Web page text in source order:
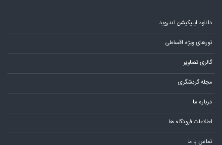
دانلود اپلیکیشن اندروید
تورهای ویژه اقساطی
گالری تصاویر
مجله گردشگری
درباره ما
اطلاعات فرودگاه ها
تماس با ما